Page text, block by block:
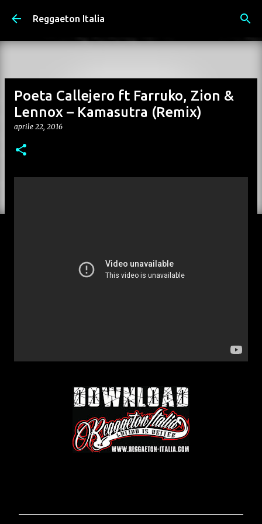
Passa ai contenuti principali
Reggaeton Italia
Poeta Callejero ft Farruko, Zion &
Lennox – Kamasutra (Remix)
aprile 22, 2016